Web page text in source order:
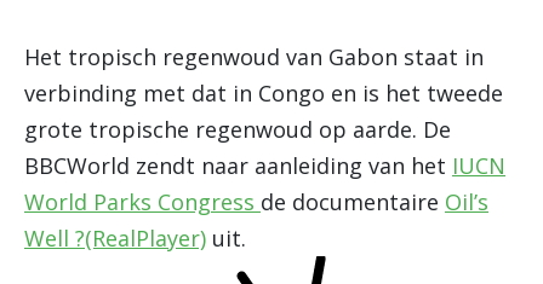
Het tropisch regenwoud van Gabon staat in
verbinding met dat in Congo en is het tweede
grote tropische regenwoud op aarde. De
BBCWorld zendt naar aanleiding van het IUCN
World Parks Congress de documentaire Oil’s
Well ?(RealPlayer) uit.